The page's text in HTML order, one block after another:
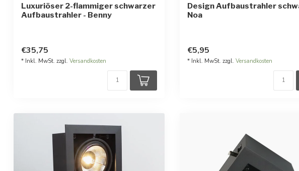
Luxuriöser 2-flammiger schwarzer
Aufbaustrahler - Benny
€35,75
* Inkl. MwSt. zzgl. Versandkosten
Design Aufbaustrahler
Noa
€5,95
* Inkl. MwSt. zzgl. Versandkosten